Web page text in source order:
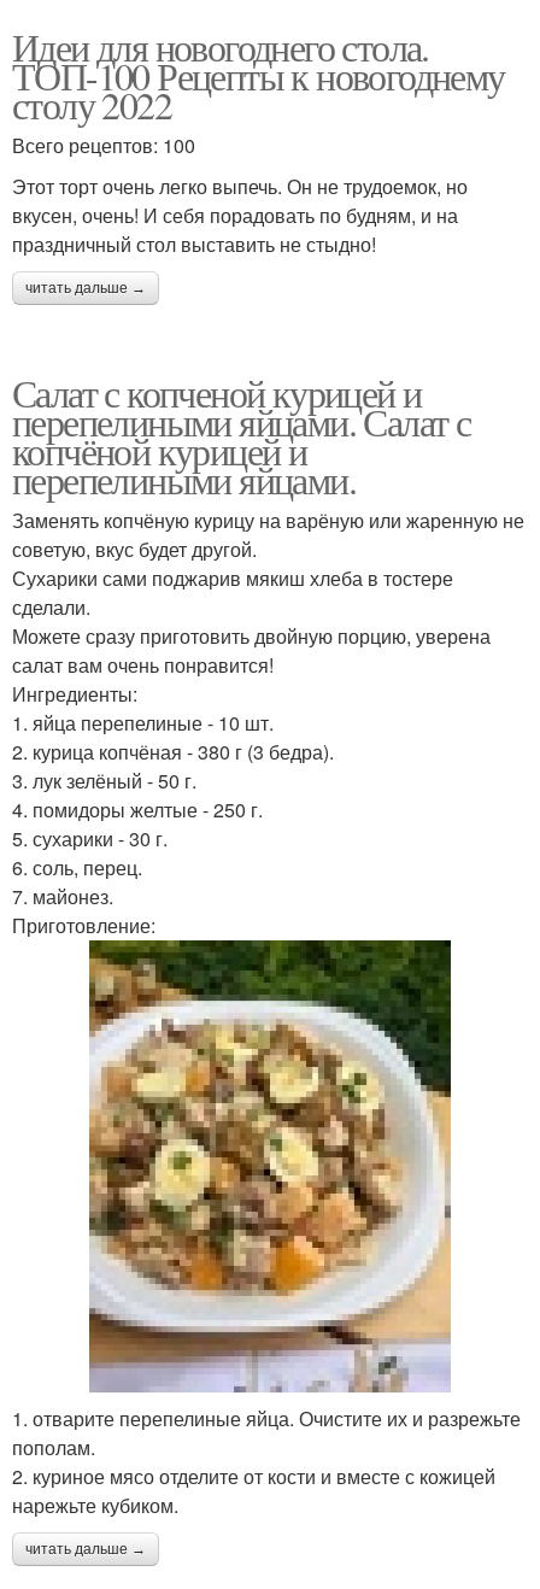
Идеи для новогоднего стола.
ТОП-100 Рецепты к новогоднему
столу 2022
Всего рецептов: 100
Этот торт очень легко выпечь. Он не трудоемок, но
вкусен, очень! И себя порадовать по будням, и на
праздничный стол выставить не стыдно!
читать дальше →
Салат с копченой курицей и
перепелиными яйцами. Салат с
копчёной курицей и
перепелиными яйцами.
Заменять копчёную курицу на варёную или жаренную не
советую, вкус будет другой.
Сухарики сами поджарив мякиш хлеба в тостере
сделали.
Можете сразу приготовить двойную порцию, уверена
салат вам очень понравится!
Ингредиенты:
1. яйца перепелиные - 10 шт.
2. курица копчёная - 380 г (3 бедра).
3. лук зелёный - 50 г.
4. помидоры желтые - 250 г.
5. сухарики - 30 г.
6. соль, перец.
7. майонез.
Приготовление:
1. отварите перепелиные яйца. Очистите их и разрежьте
пополам.
2. куриное мясо отделите от кости и вместе с кожицей
нарежьте кубиком.
читать дальше →